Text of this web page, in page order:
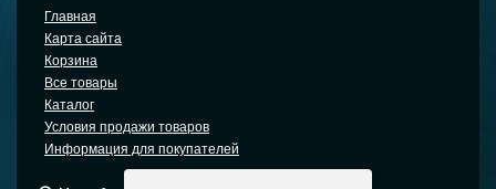
Главная
Карта сайта
Корзина
Все товары
Каталог
Условия продажи товаров
Информация для покупателей